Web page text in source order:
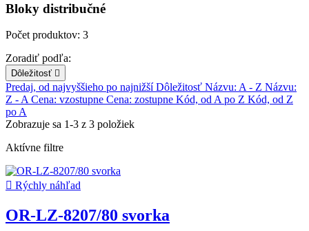
Bloky distribučné
Počet produktov: 3
Zoradiť podľa:
Dôležitosť 
Predaj, od najvyššieho po najnižšíDôležitosť Názvu: A - Z Názvu:
Z - ACena: vzostupne Cena: zostupne Kód, od A po Z Kód, od Z
po A
Zobrazuje sa 1-3 z 3 položiek
Aktívne filtre
 Rýchly náhľad
OR-LZ-8207/80 svorka